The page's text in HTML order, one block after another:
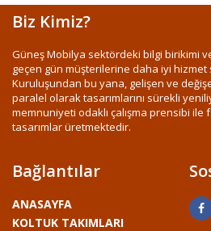
Biz Kimiz?
Güneş Mobilya sektördeki bilgi birikimi
geçen gün müşterilerine daha iyi hizmet
Kuruluşundan bu yana, gelişen ve
paralel olarak tasarımlarını sürekli
memnuniyeti odaklı çalışma prensibi ile
tasarımlar üretmektedir.
Bağlantılar
ANASAYFA
KOLTUK TAKIMLARI